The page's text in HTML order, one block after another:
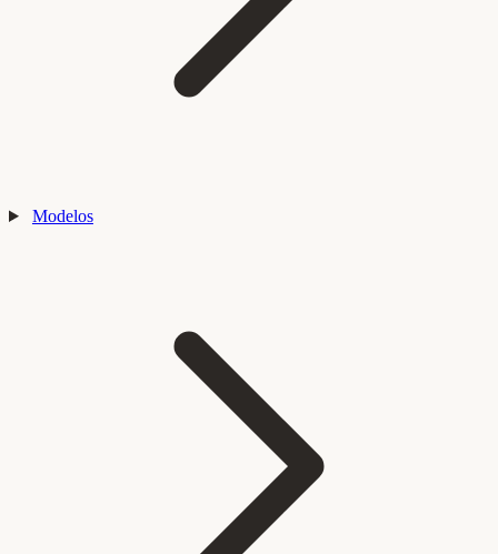
Modelos